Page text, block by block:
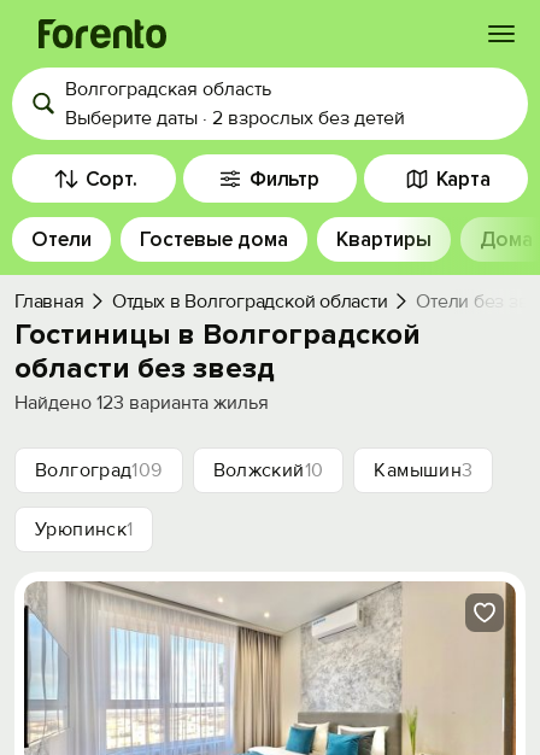
Войти
Избранное
История просмотра
Добавить свой объект
Волгоградская область
Выберите даты · 2 взрослых без детей
Сорт. Фильтр Карта
Отели Гостевые дома Квартиры Дома
Главная Отдых в Волгоградской области Отели без
Гостиницы в Волгоградской
области без звезд
Найдено 123 варианта жилья
Волгоград109 Волжский10 Камышин3
Урюпинск1